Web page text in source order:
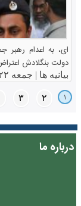
ای، به اعدام
دولت بنگلادش
بیانیه ها | جمعه ۲۲ آذر ۱۳۹۲
۱ ۲ ۳
درباره ما